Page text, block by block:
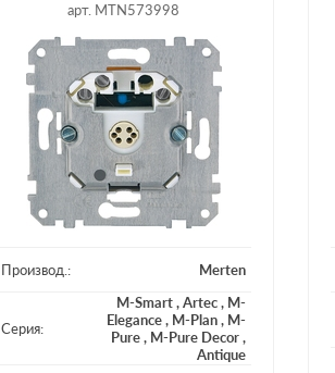
арт. MTN573998
Производ.: Merten
Серия:
M-Smart,Artec, M-
Elegance, M-Plan, M-
Pure, M-Pure Decor,
Antique